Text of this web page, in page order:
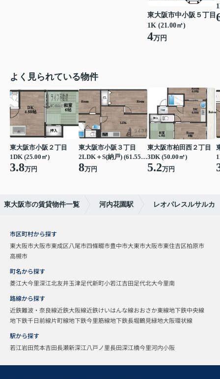
東大阪市中小阪５丁目
1K (21.00㎡)
4万円
よく見られている物件
東大阪市小阪２丁目
1DK (25.00㎡)
3.8万円
東大阪市小阪３丁目
2LDK＋S(納戸) (61.55㎡)
8万円
東大阪市柏田西２丁目
3DK (50.00㎡)
5.2万円
東大阪市の賃貸物件一覧 河内花園駅 レオパレスルサルカ
市区町村から探す
東大阪市大阪市東成区八尾市四條畷市豊中市大東市大阪市東住吉区柏原市
高槻市
町名から探す
菱江大今里深江北友井玉津足代新町小若江吉田足代北大今里南
路線から探す
近鉄難波・奈良線近鉄大阪線近鉄けいはんな線おおさか東線地下鉄中央線
地下鉄千日前線片町線地下鉄今里筋線地下鉄長堀鶴見緑地大阪環状線
駅から探す
若江岩田荒本吉田長瀬新深江八戸ノ里長田深江橋今里河内小阪